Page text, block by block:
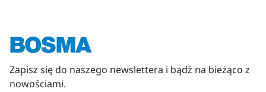
Zapisz się do naszego newslettera i bądź na bieżąco z
nowościami.